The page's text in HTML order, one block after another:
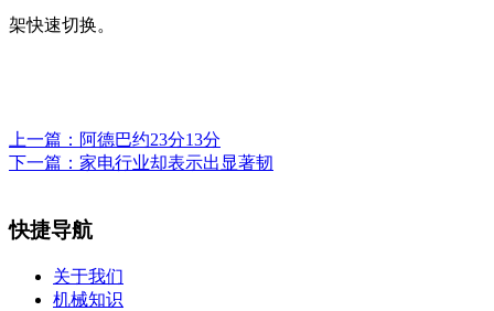
架快速切换。
上一篇： 阿德巴约23分13分
下一篇： 家电行业却表示出显著韧
快捷导航
关于我们
机械知识